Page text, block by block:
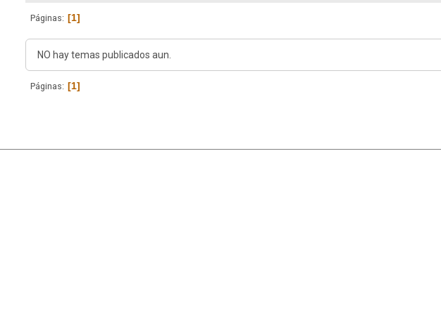
Páginas 1
NO hay temas publicados aun.
Páginas 1